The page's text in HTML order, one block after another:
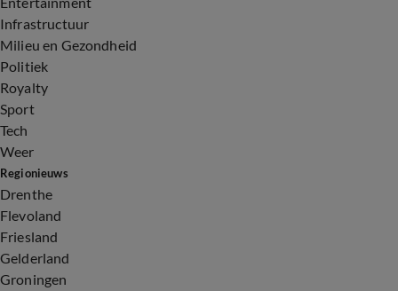
Infrastructuur
Milieu en Gezondheid
Politiek
Royalty
Sport
Tech
Weer
Regionieuws
Drenthe
Flevoland
Friesland
Gelderland
Groningen